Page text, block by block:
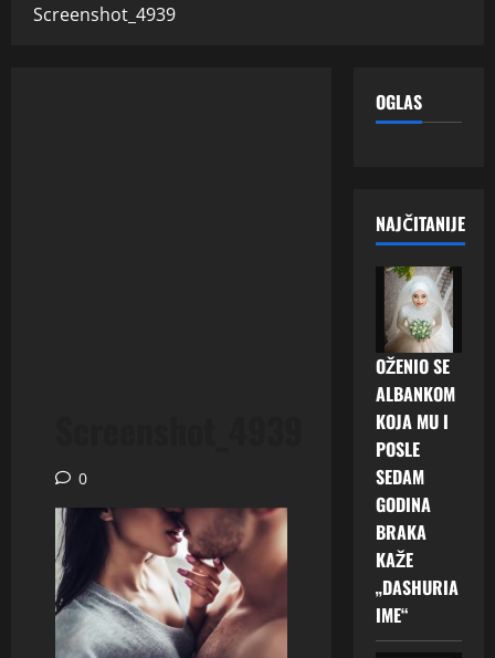
Screenshot_4939
0
OGLAS
NAJČITANIJE
OŽENIO SE
ALBANKOM
KOJA MU I
POSLE
SEDAM
GODINA
BRAKA
KAŽE
„DASHURIA
IME“